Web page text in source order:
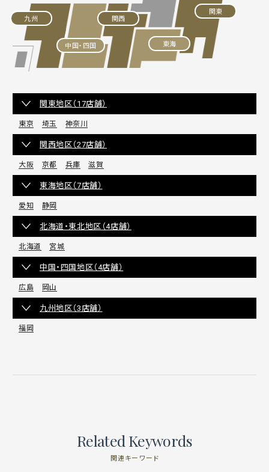
関東
東海
関西
中国・四国
九州
関東地区（17店舗）
東京 埼玉 神奈川
関西地区（27店舗）
大阪 京都 兵庫 滋賀
東海地区（7店舗）
愛知 静岡
北海道・東北地区（4店舗）
北海道 宮城
中国・四国地区（4店舗）
広島 岡山
九州地区（3店舗）
福岡
Related Keywords
関連キーワード